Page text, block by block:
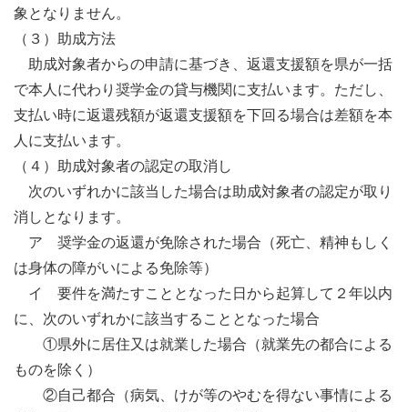
象となりません。
（３）助成方法
助成対象者からの申請に基づき、返還支援額を県が一括
で本人に代わり奨学金の貸与機関に支払います。ただし、
支払い時に返還残額が返還支援額を下回る場合は差額を本
人に支払います。
（４）助成対象者の認定の取消し
次のいずれかに該当した場合は助成対象者の認定が取り
消しとなります。
ア 奨学金の返還が免除された場合（死亡、精神もしく
は身体の障がいによる免除等）
イ 要件を満たすこととなった日から起算して２年以内
に、次のいずれかに該当することとなった場合
①県外に居住又は就業した場合（就業先の都合による
ものを除く）
②自己都合（病気、けが等のやむを得ない事情による